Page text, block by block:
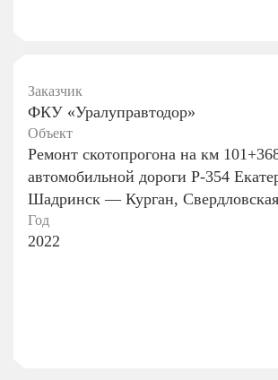
Заказчик
ФКУ «Уралуправтодор»
Объект
Ремонт скотопрогона на км
автомобильной дороги Р-354
Шадринск — Курган, Свердловская
Год
2022